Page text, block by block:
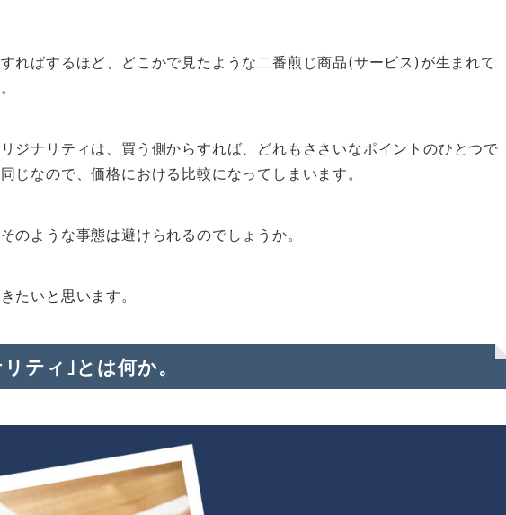
ればするほど、どこかで見たような二番煎じ商品(サービス)が生まれて
ジナリティは、買う側からすれば、どれもささいなポイントのひとつで
じなので、価格における比較になってしまいます。
のような事態は避けられるのでしょうか。
たいと思います。
ティ｣とは何か。